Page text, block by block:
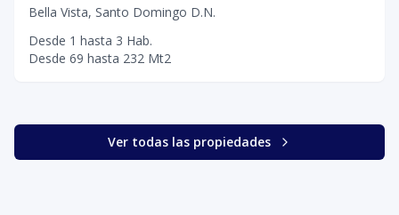
Bella Vista, Santo Domingo D.N.
Desde 1 hasta 3 Hab.
Desde 69 hasta 232 Mt2
Ver todas las propiedades